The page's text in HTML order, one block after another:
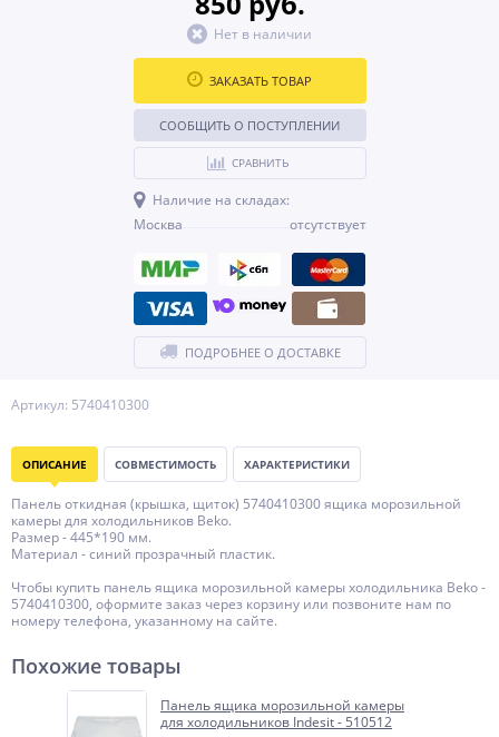
Артикул: 5740410300
Нет в наличии
ЗАКАЗАТЬ ТОВАР
СООБЩИТЬ О ПОСТУПЛЕНИИ
СРАВНИТЬ
Наличие на складах:
Москва
отсутствует
ПОДРОБНЕЕ О ДОСТАВКЕ
ОПИСАНИЕ СОВМЕСТИМОСТЬ ХАРАКТЕРИСТИКИ
Панель откидная (крышка, щиток) 5740410300 ящика морозильной
камеры для холодильников Beko.
Размер - 445*190 мм.
Материал - синий прозрачный пластик.
Чтобы купить панель ящика морозильной камеры холодильника Beko -
5740410300, оформите заказ через корзину или позвоните нам по
номеру телефона, указанному на сайте.
Похожие товары
Панель ящика морозильной камеры
для холодильников Indesit - 510512